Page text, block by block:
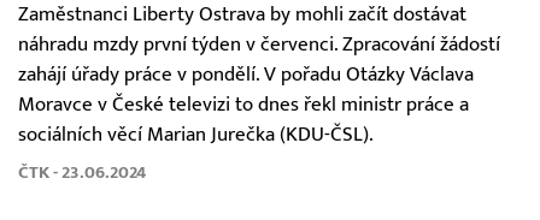
Zaměstnanci Liberty Ostrava by mohli začít dostávat
náhradu mzdy první týden v červenci. Zpracování žádostí
zahájí úřady práce v pondělí. V pořadu Otázky Václava
Moravce v České televizi to dnes řekl ministr práce a
sociálních věcí Marian Jurečka (KDU-ČSL).
ČTK - 23.06.2024